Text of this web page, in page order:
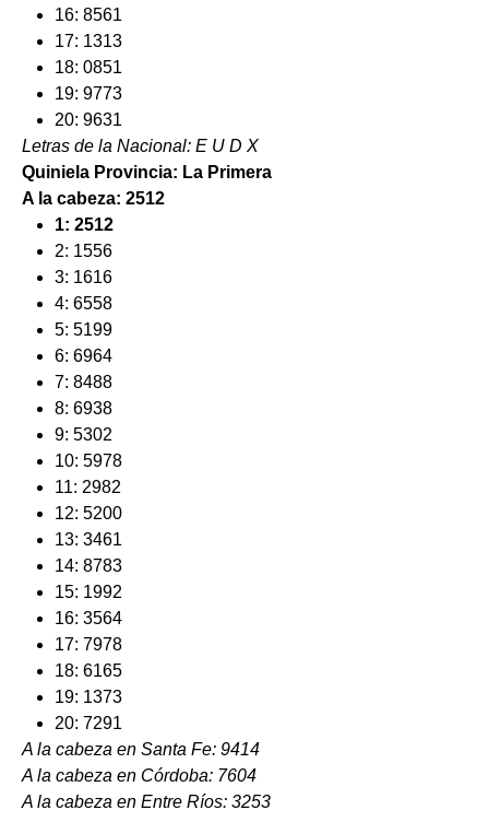
16: 8561
17: 1313
18: 0851
19: 9773
20: 9631
Letras de la Nacional: E U D X
Quiniela Provincia: La Primera
A la cabeza: 2512
1: 2512
2: 1556
3: 1616
4: 6558
5: 5199
6: 6964
7: 8488
8: 6938
9: 5302
10: 5978
11: 2982
12: 5200
13: 3461
14: 8783
15: 1992
16: 3564
17: 7978
18: 6165
19: 1373
20: 7291
A la cabeza en Santa Fe: 9414
A la cabeza en Córdoba: 7604
A la cabeza en Entre Ríos: 3253